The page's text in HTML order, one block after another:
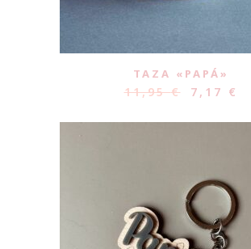
TAZA «PAPÁ»
11,95€ 7,17 €